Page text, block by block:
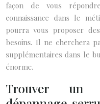
façon de vous
connaissance dans le
pourra vous proposer
besoins. Il ne cherchera
supplémentaires dans le
énorme.
Trouver un